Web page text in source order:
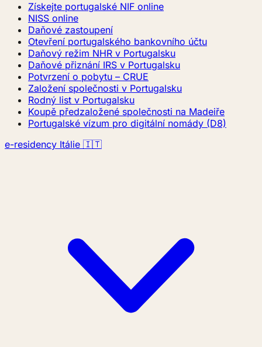
Získejte portugalské NIF online
NISS online
Daňové zastoupení
Otevření portugalského bankovního účtu
Daňový režim NHR v Portugalsku
Daňové přiznání IRS v Portugalsku
Potvrzení o pobytu – CRUE
Založení společnosti v Portugalsku
Rodný list v Portugalsku
Koupě předzaložené společnosti na Madeiře
Portugalské vízum pro digitální nomády (D8)
e-residency Itálie 🇮🇹